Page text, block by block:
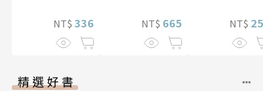
NT$ 336
NT$ 665 NT$
精選好書